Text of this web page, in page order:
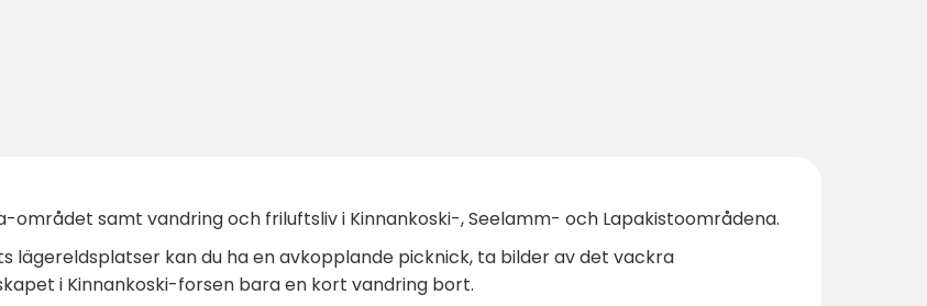
området samt vandring och friluftsliv i Kinnankoski-, Seelamm- och Lapakistoområdena.
lägereldsplatser kan du ha en avkopplande picknick, ta bilder av det vackra
i Kinnankoski-forsen bara en kort vandring bort.